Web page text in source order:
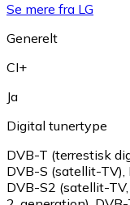
Se mere fra LG
Generelt
CI+
Ja
Digital tunertype
DVB-T (terrestisk
DVB-S (satellit-TV),
DVB-S2 (satellit-TV,